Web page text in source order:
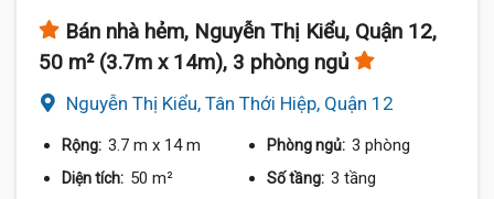
Bán nhà hẻm, Nguyễn Thị Kiểu, Quận 12,
50 m² (3.7m x 14m), 3 phòng ngủ
Nguyễn Thị Kiểu, Tân Thới Hiệp, Quận 12
Rộng: 3.7 m x 14 m Phòng ngủ: 3 phòng
Diện tích: 50 m² Số tầng: 3 tầng